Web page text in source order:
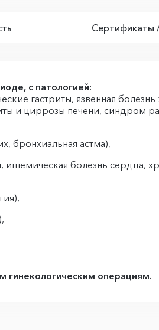
Сертификаты
с патологией:
гастриты, язвенная
и циррозы печени, синдром
бронхиальная астма),
болезнь сердца,
гинекологическим операциям.